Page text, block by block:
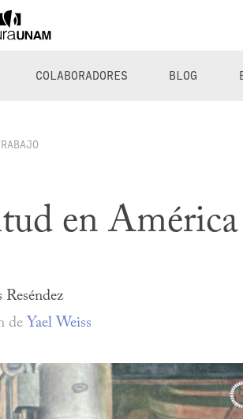
COLABORADORES BLOG
en América
Reséndez
de Yael Weiss